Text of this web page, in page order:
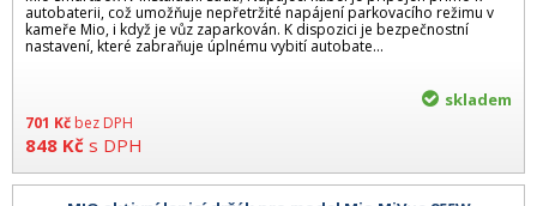
autobaterii, což umožňuje nepřetržité napájení parkovacího režimu v
kameře Mio, i když je vůz zaparkován. K dispozici je bezpečnostní
nastavení, které zabraňuje úplnému vybití autobate...
701 Kč bez DPH
848 Kč s DPH
skladem